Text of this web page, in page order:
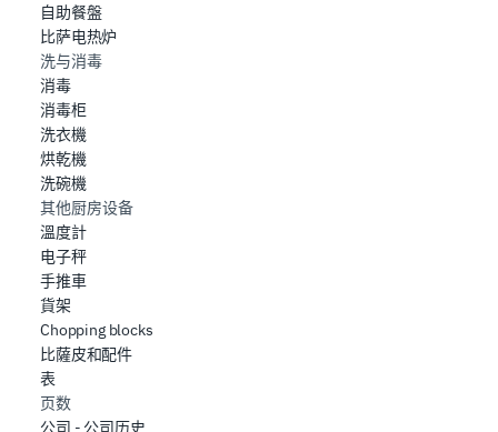
自助餐盤
比萨电热炉
洗与消毒
消毒
消毒柜
洗衣機
烘乾機
洗碗機
其他厨房设备
溫度計
电子秤
手推車
貨架
Chopping blocks
比薩皮和配件
表
页数